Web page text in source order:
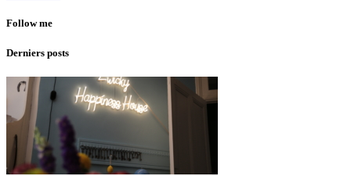
Follow me
Derniers posts